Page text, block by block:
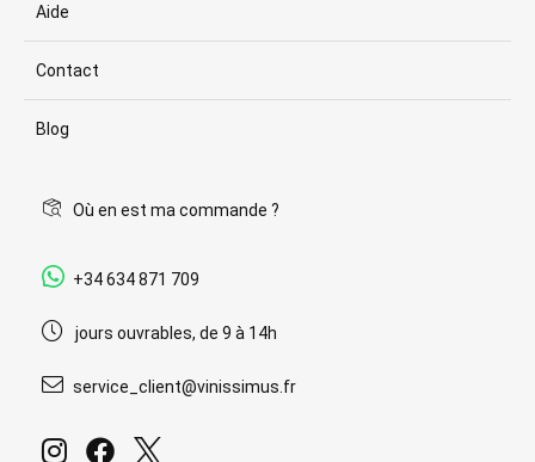
Aide
Contact
Blog
Où en est ma commande ?
+34 634 871 709
jours ouvrables, de 9 à 14h
service_client@vinissimus.fr